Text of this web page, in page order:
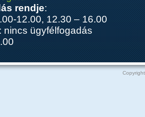
rendje:
12.00, 12.30 – 16.00
nincs ügyfélfogadás